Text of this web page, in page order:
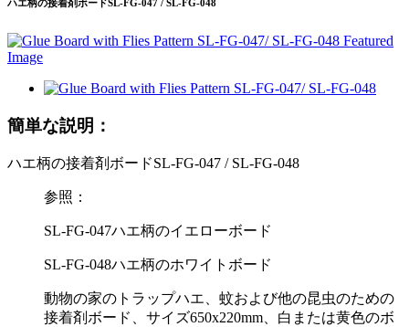
ハエ柄の接着剤ボードSL-FG-047 / SL-FG-048
簡単な説明：
ハエ柄の接着剤ボードSL-FG-047 / SL-FG-048
参照：
SL-FG-047ハエ柄のイエローボード
SL-FG-048ハエ柄のホワイトボード
動物の家のトラップハエ、蚊および他の昆虫のための
接着剤ボード、サイズ650x220mm、白または黄色のボ